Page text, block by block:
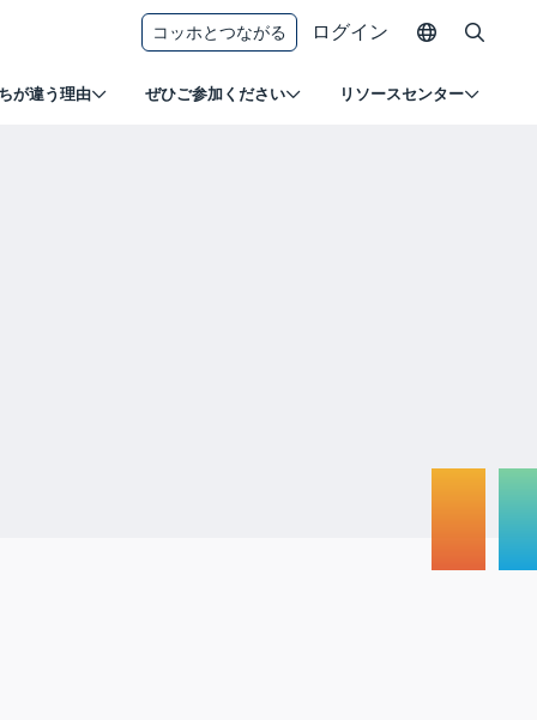
が違う理由 ぜひご参加ください リソースセンター
コッホとつながる ログイン